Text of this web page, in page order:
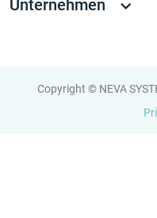
Unternehmen
Copyright © NEVA